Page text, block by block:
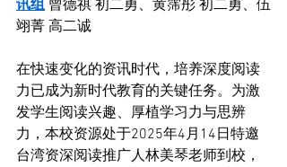
讯组 曾德祺 初二勇、黄霈彤 初二勇、伍
翊菁 高二诚
在快速变化的资讯时代，培养深度阅读
力已成为新时代教育的关键任务。为激
发学生阅读兴趣、厚植学习力与思辨
力，本校资源处于2025年4月14日特邀
台湾资深阅读推广人林美琴老师到校，